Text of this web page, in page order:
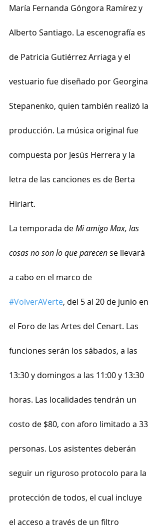
María Fernanda Góngora Ramírez y
Alberto Santiago. La escenografía es
de Patricia Gutiérrez Arriaga y el
vestuario fue diseñado por Georgina
Stepanenko, quien también realizó la
producción. La música original fue
compuesta por Jesús Herrera y la
letra de las canciones es de Berta
Hiriart.
La temporada de Mi amigo Max, las
cosas no son lo que parecen se llevará
a cabo en el marco de
#VolverAVerte, del 5 al 20 de junio en
el Foro de las Artes del Cenart. Las
funciones serán los sábados, a las
13:30 y domingos a las 11:00 y 13:30
horas. Las localidades tendrán un
costo de $80, con aforo limitado a 33
personas. Los asistentes deberán
seguir un riguroso protocolo para la
protección de todos, el cual incluye
el acceso a través de un filtro